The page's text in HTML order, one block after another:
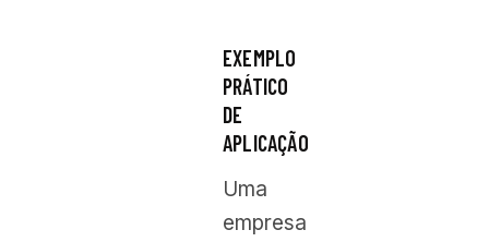
EXEMPLO
PRÁTICO
DE
APLICAÇÃO
Uma
empresa